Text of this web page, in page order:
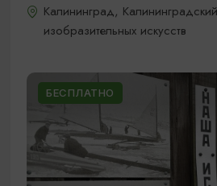
Калининград,
изобразительных искусств
БЕСПЛАТНО